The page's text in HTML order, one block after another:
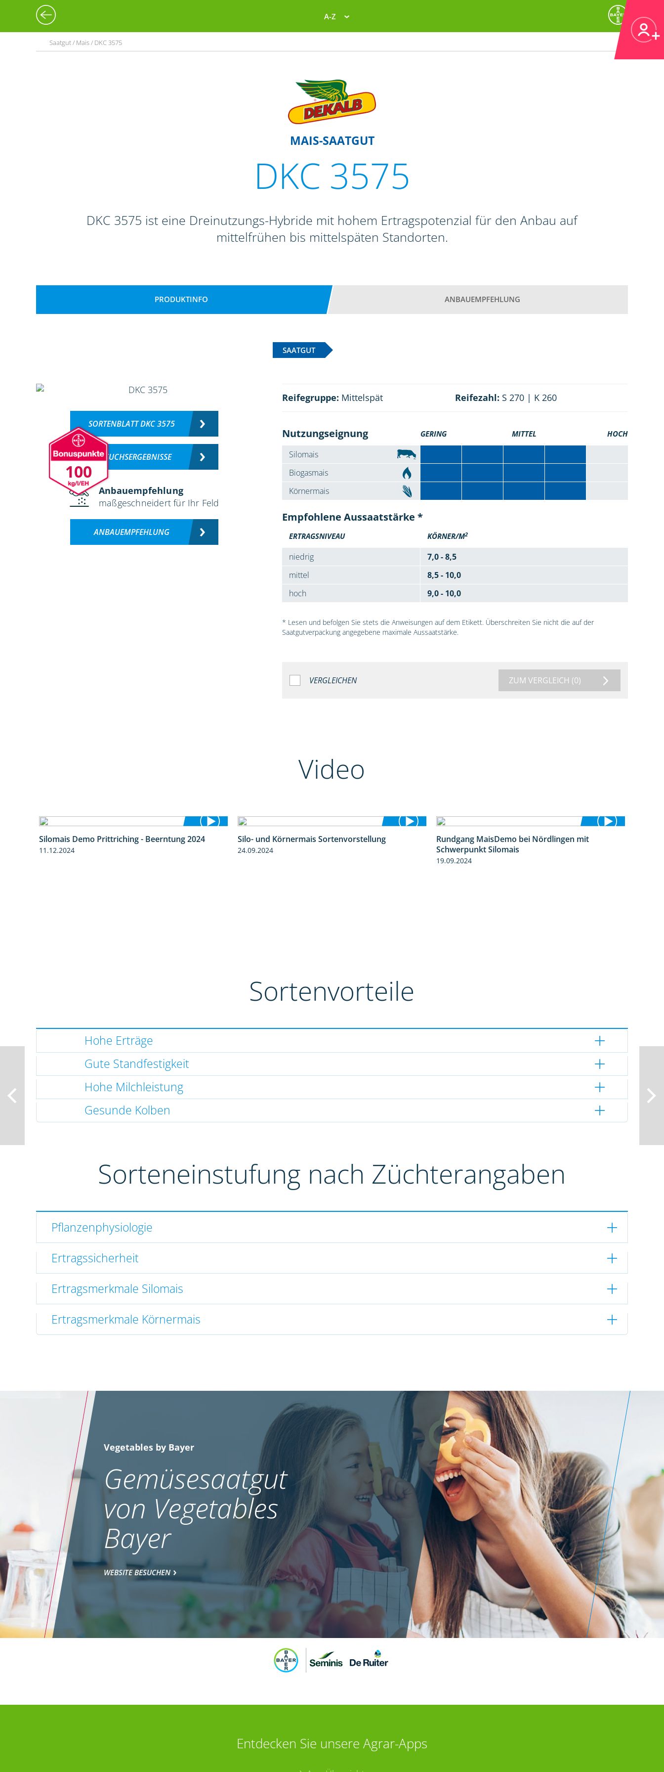
A-Z
Saatgut / Mais / DKC 3575
MAIS-SAATGUT
DKC 3575
DKC 3575 ist eine Dreinutzungs-Hybride mit hohem Ertragspotenzial für den Anbau auf
mittelfrühen bis mittelspäten Standorten.
PRODUKTINFO ANBAUEMPFEHLUNG
SAATGUT
100
SORTENBLATT DKC 3575
VERSUCHSERGEBNISSE
Anbauempfehlung
maßgeschneidert für Ihr Feld
ANBAUEMPFEHLUNG
Reifegruppe: Mittelspät Reifezahl: S 270 | K 260
Nutzungseignung GERING MITTEL HOCH
Silomais
Biogasmais
Körnermais
Empfohlene Aussaatstärke *
ERTRAGSNIVEAU KÖRNER/M2
niedrig
7,0 - 8,5
mittel
8,5 - 10,0
hoch
9,0 - 10,0
* Lesen und befolgen Sie stets die Anweisungen auf dem Etikett. Überschreiten Sie nicht die auf der
Saatgutverpackung angegebene maximale Aussaatstärke.
VERGLEICHEN ZUM VERGLEICH (0)
Video
12:28
Silomais Demo Prittriching - Beerntung 2024
11.12.2024
Silo- und Körnermais Sortenvorstellung
24.09.2024
Rundgang MaisDemo bei Nördlingen mit
Schwerpunkt Silomais
19.09.2024
Sortenvorteile
Hohe Erträge
Gute Standfestigkeit
Hohe Milchleistung
Gesunde Kolben
Sorteneinstufung nach Züchterangaben
Pflanzenphysiologie
Ertragssicherheit
Ertragsmerkmale Silomais
Ertragsmerkmale Körnermais
Vegetables by Bayer
Gemüsesaatgut
von Vegetables
Bayer
WEBSITE BESUCHEN
Entdecken Sie unsere Agrar-Apps